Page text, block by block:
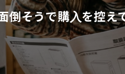
倒そうで購入を控え